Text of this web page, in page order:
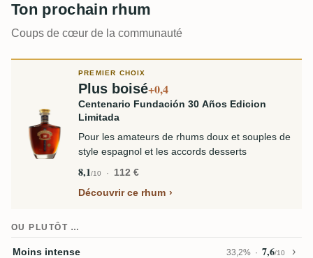
Ton prochain rhum
Coups de cœur de la communauté
PREMIER CHOIX
Plus boisé+0,4
Centenario Fundación 30 Años Edicion
Limitada
Pour les amateurs de rhums doux et souples de
style espagnol et les accords desserts
8,1/10
112 €
Découvrir ce rhum
OU PLUTÔT …
Moins intense 33,2% 7,6/10